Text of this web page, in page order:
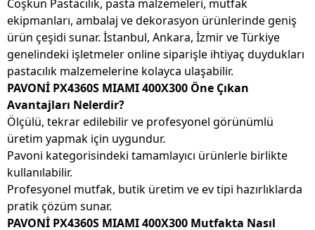
Coşkun Pastacılık, pasta malzemeleri, mutfak
ekipmanları, ambalaj ve dekorasyon ürünlerinde geniş
ürün çeşidi sunar. İstanbul, Ankara, İzmir ve Türkiye
genelindeki işletmeler online siparişle ihtiyaç duydukları
pastacılık malzemelerine kolayca ulaşabilir.
PAVONİ PX4360S MIAMI 400X300 Öne Çıkan
Avantajları Nelerdir?
Ölçülü, tekrar edilebilir ve profesyonel görünümlü
üretim yapmak için uygundur.
Pavoni kategorisindeki tamamlayıcı ürünlerle birlikte
kullanılabilir.
Profesyonel mutfak, butik üretim ve ev tipi hazırlıklarda
pratik çözüm sunar.
PAVONİ PX4360S MIAMI 400X300 Mutfakta Nasıl